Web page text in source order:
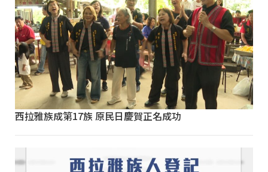
西拉雅族成第17族 原民日慶賀正名成功